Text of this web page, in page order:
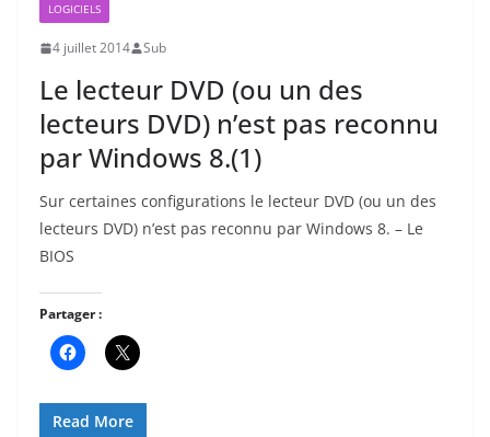
LOGICIELS
4 juillet 2014 Sub
Le lecteur DVD (ou un des
lecteurs DVD) n’est pas reconnu
par Windows 8.(1)
Sur certaines configurations le lecteur DVD (ou un des
lecteurs DVD) n’est pas reconnu par Windows 8. – Le
BIOS
Partager :
Read More